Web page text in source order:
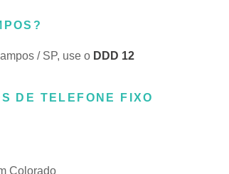
/ SP, use o DDD 12
DE TELEFONE FIXO
Colorado